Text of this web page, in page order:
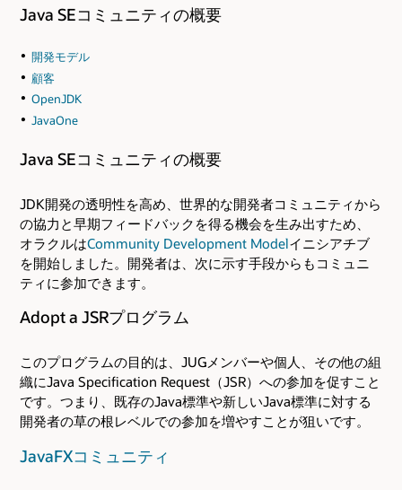
Java SEコミュニティの概要
開発モデル
顧客
OpenJDK
JavaOne
Java SEコミュニティの概要
JDK開発の透明性を高め、世界的な開発者コミュニティから
の協力と早期フィードバックを得る機会を生み出すため、
オラクルはCommunity Development Modelイニシアチブ
を開始しました。開発者は、次に示す手段からもコミュニ
ティに参加できます。
Adopt a JSRプログラム
このプログラムの目的は、JUGメンバーや個人、その他の組
織にJava Specification Request（JSR）への参加を促すこと
です。つまり、既存のJava標準や新しいJava標準に対する
開発者の草の根レベルでの参加を増やすことが狙いです。
JavaFXコミュニティ